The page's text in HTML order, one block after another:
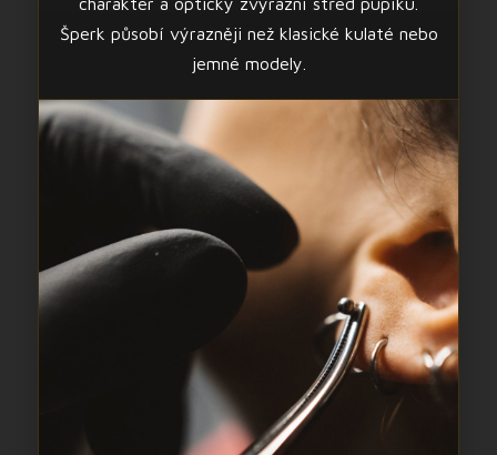
Šperk působí výrazněji než klasické kulaté nebo
jemné modely.